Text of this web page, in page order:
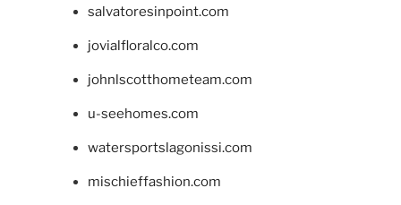
salvatoresinpoint.com
jovialfloralco.com
johnlscotthometeam.com
u-seehomes.com
watersportslagonissi.com
mischieffashion.com